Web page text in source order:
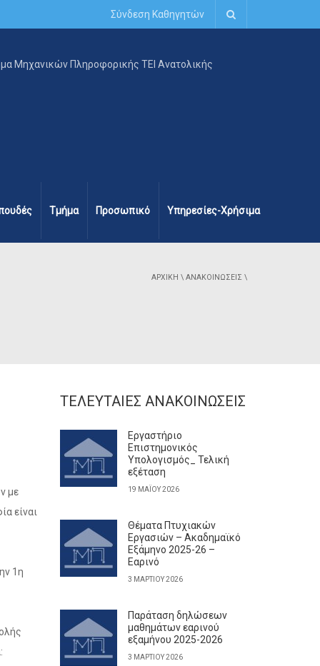
Σύνδεση Καθηγητών
Τμήμα Προσωπικό Υπηρεσίες-Χρήσιμα
ΑΡΧΙΚΉ \ ΑΝΑΚΟΙΝΏΣΕΙΣ \
με
είναι
1η
ΤΕΛΕΥΤΑΊΕΣ ΑΝΑΚΟΙΝΏΣΕΙΣ
Εργαστήριο
Επιστημονικός
Υπολογισμός_ Τελική
εξέταση
19 ΜΑΪ́ΟΥ 2026
Θέματα Πτυχιακών
Εργασιών – Ακαδημαϊκό
Εξάμηνο 2025-26 –
Εαρινό
3 ΜΑΡΤΊΟΥ 2026
Παράταση δηλώσεων
μαθημάτων εαρινού
εξαμήνου 2025-2026
3 ΜΑΡΤΊΟΥ 2026